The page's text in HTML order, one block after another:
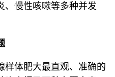
、慢性咳嗽等多种并发
样体肥大最直观、准确的